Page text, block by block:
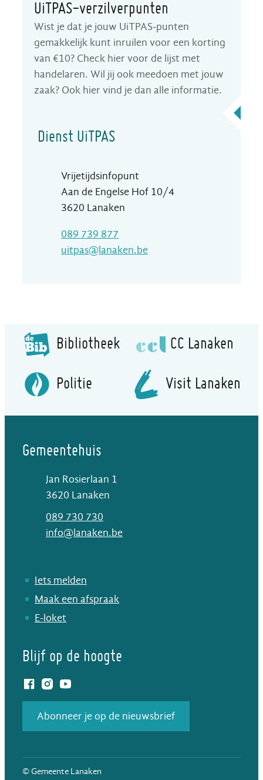
UiTPAS-verzilverpunten
Wist je dat je jouw UiTPAS-punten
gemakkelijk kunt inruilen voor een korting
van €10? Check hier voor de lijst met
handelaren. Wil jij ook meedoen met jouw
zaak? Ook hier vind je dan alle informatie.
Dienst UiTPAS
AdresVrijetijdsinfopunt
Aan de Engelse Hof 10/4
,3620 Lanaken
089 739 877
E-mailuitpas@lanaken.be
Bibliotheek CC Lanaken
Politie Visit Lanaken
Gemeentehuis
Jan Rosierlaan 1
,3620 Lanaken
089 730 730
E-mailinfo@lanaken.be
Iets melden
Maak een afspraak
E-loket
Blijf op de hoogte
Facebook
Instagram
YouTube
Abonneer je op de nieuwsbrief
© Gemeente Lanaken